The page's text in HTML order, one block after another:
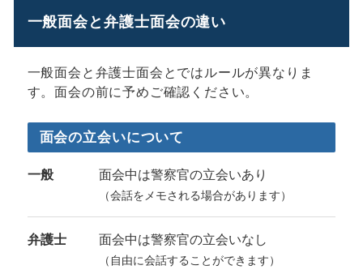
一般面会と弁護士面会の違い
一般面会と弁護士面会とではルールが異なりま
す。面会の前に予めご確認ください。
面会の立会いについて
一般 面会中は警察官の立会いあり
（会話をメモされる場合があります）
弁護士 面会中は警察官の立会いなし
（自由に会話することができます）